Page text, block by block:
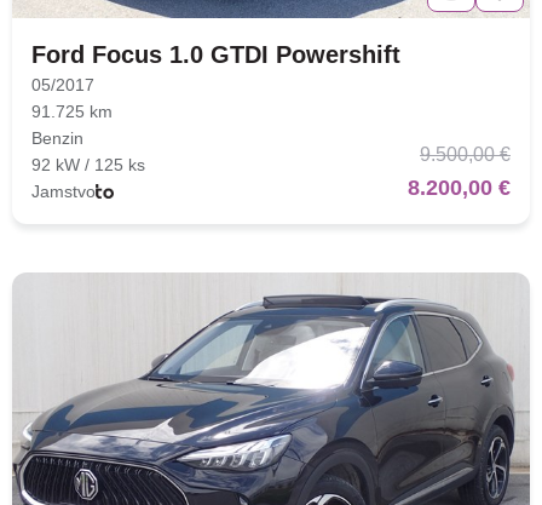
Ford Focus 1.0 GTDI Powershift
05/2017
91.725 km
Benzin
92 kW / 125 ks
Jamstvo
9.500,00 €
8.200,00 €